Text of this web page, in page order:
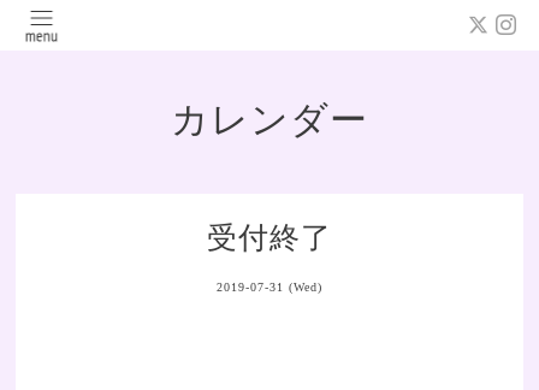
カレンダー
受付終了
2019-07-31 (Wed)